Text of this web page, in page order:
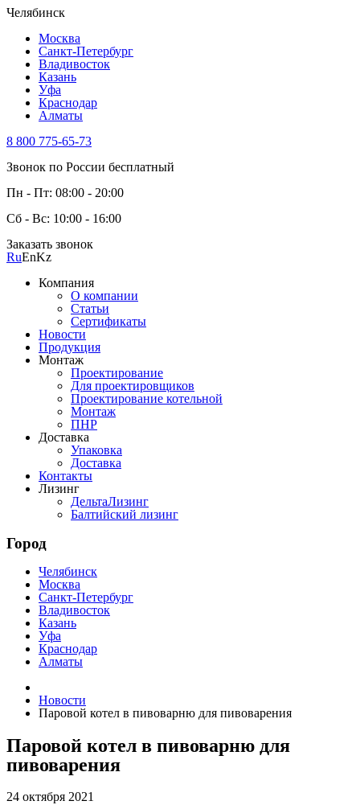
Челябинск
Москва
Санкт-Петербург
Владивосток
Казань
Уфа
Краснодар
Алматы
8 800 775-65-73
Звонок по России бесплатный
Пн - Пт: 08:00 - 20:00
Сб - Вс: 10:00 - 16:00
Заказать звонок
RuEnKz
Компания
О компании
Статьи
Сертификаты
Новости
Продукция
Монтаж
Проектирование
Для проектировщиков
Проектирование котельной
Монтаж
ПНР
Доставка
Упаковка
Доставка
Контакты
Лизинг
ДельтаЛизинг
Балтийский лизинг
Город
Челябинск
Москва
Санкт-Петербург
Владивосток
Казань
Уфа
Краснодар
Алматы
Новости
Паровой котел в пивоварню для пивоварения
Паровой котел в пивоварню для
пивоварения
24 октября 2021